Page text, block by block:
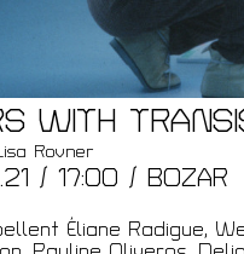
WITH
Rovner
/ 17:00 / BOZAR
Éliane Radigue,